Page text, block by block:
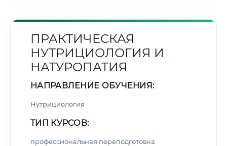
ПРАКТИЧЕСКАЯ
НУТРИЦИОЛОГИЯ И
НАТУРОПАТИЯ
НАПРАВЛЕНИЕ ОБУЧЕНИЯ:
Нутрициология
ТИП КУРСОВ:
профессиональная переподготовка